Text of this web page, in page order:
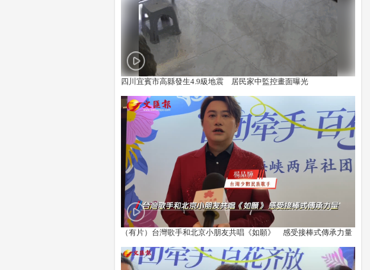
四川宜賓市高縣發生4.9級地震 居民家中監控畫面曝光
（有片）台灣歌手和北京小朋友共唱《如願》 感受接棒式傳承力量